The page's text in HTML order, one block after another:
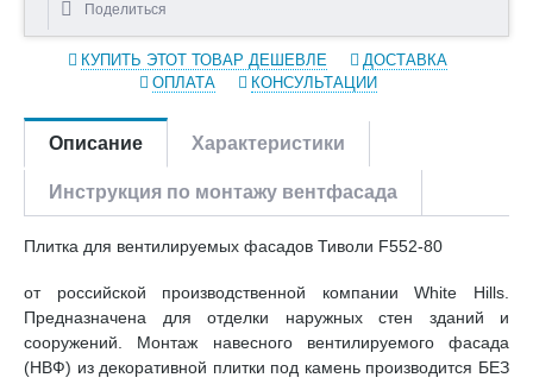
Поделиться
КУПИТЬ ЭТОТ ТОВАР ДЕШЕВЛЕ
ДОСТАВКА
ОПЛАТА
КОНСУЛЬТАЦИИ
Описание Характеристики
Инструкция по монтажу вентфасада
Плитка для вентилируемых фасадов Тиволи F552-80
от российской производственной компании White Hills.
Предназначена для отделки наружных стен зданий и
сооружений. Монтаж навесного вентилируемого фасада
(НВФ) из декоративной плитки под камень производится БЕЗ